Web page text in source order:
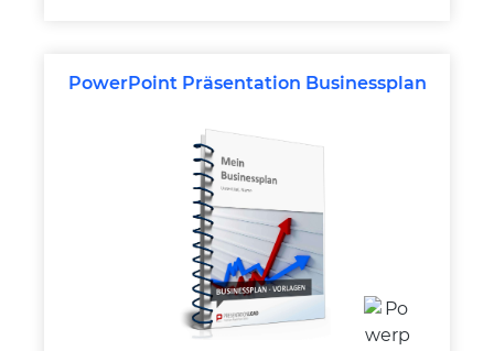
PowerPoint Präsentation Businessplan